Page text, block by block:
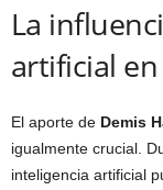
La
artificial
El aporte de Demis
igualmente crucial.
inteligencia artificial